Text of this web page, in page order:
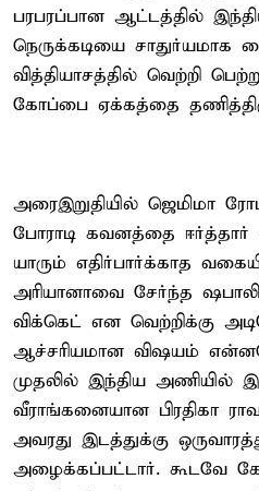
பரபரப்பான ஆட்டத்தில்
நெருக்கடியை சாதுர்யமாக
வித்தியாசத்தில் வெற்றி
கோப்பை ஏக்கத்தை
அரைஇறுதியில் ஜெமிமா
போராடி கவனத்தை ஈர்த்தார்
யாரும் எதிர்பார்க்காத
அரியானாவை சேர்ந்த
விக்கெட் என வெற்றிக்கு
ஆச்சரியமான விஷயம்
முதலில் இந்திய அணியில்
வீராங்கனையான பிரதிகா
அவரது இடத்துக்கு
அழைக்கப்பட்டார். கூடவே